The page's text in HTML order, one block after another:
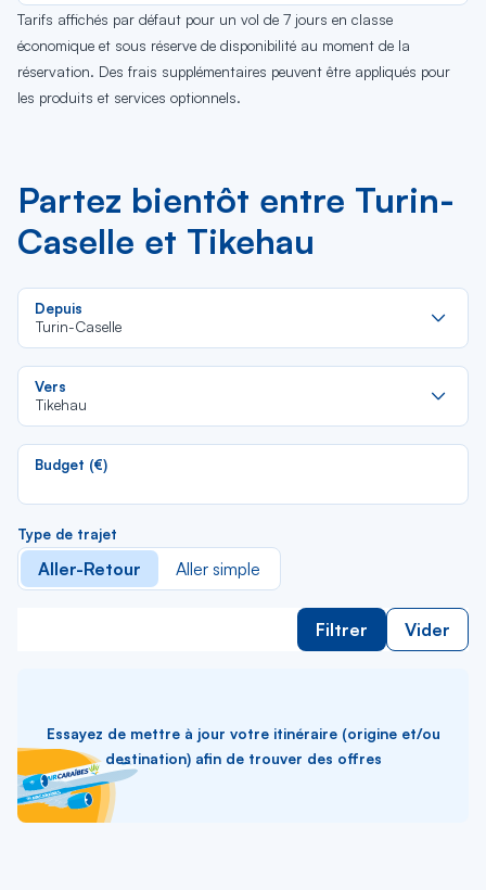
Tarifs affichés par défaut pour un vol de 7 jours en classe
économique et sous réserve de disponibilité au moment de la
réservation. Des frais supplémentaires peuvent être appliqués pour
les produits et services optionnels.
Partez bientôt entre Turin-
Caselle et Tikehau
Depuis
Turin-Caselle
Vers
Tikehau
Budget (€)
Type de trajet
Aller-Retour Aller simple
Filtrer Vider
Essayez de mettre à jour votre itinéraire (origine et/ou
destination) afin de trouver des offres